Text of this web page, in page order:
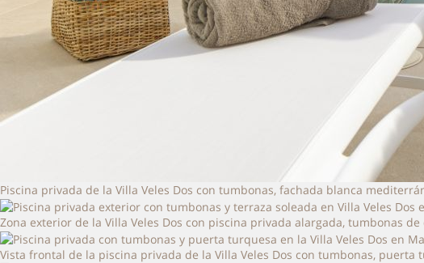
Piscina privada de la Villa Veles Dos con tumbonas, fachada blanca
Zona exterior de la Villa Veles Dos con piscina privada alargada, tumbonas
Vista frontal de la piscina privada de la Villa Veles Dos con tumbonas,